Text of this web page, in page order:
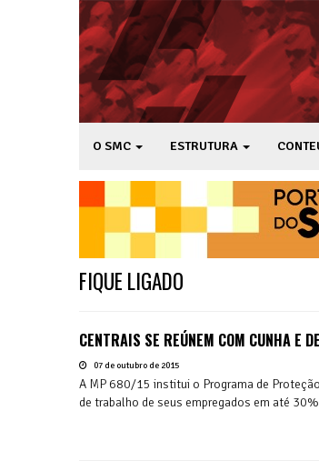
O SMC ESTRUTURA
FIQUE LIGADO
CENTRAIS SE REÚNEM COM CUNHA E
07 de outubro de 2015
A MP 680/15 institui o Programa de
de trabalho de seus empregados em até